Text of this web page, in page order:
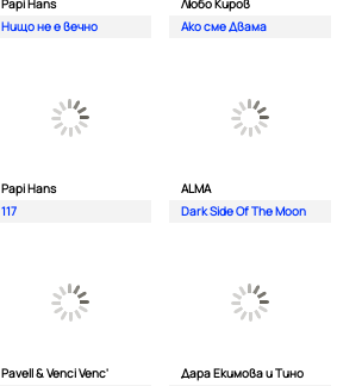
Papi Hans
Нищо не е вечно
Любо Киров
Ако сме Двама
Papi Hans
117
ALMA
Dark Side Of The Moon
Pavell & Venci Venc'
Дара Екимова и Тино